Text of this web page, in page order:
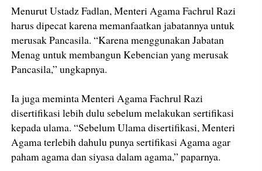
Menurut Ustadz Fadlan, Menteri Agama Fachrul Razi
harus dipecat karena memanfaatkan jabatannya untuk
merusak Pancasila. “Karena menggunakan Jabatan
Menag untuk membangun Kebencian yang merusak
Pancasila,” ungkapnya.
Ia juga meminta Menteri Agama Fachrul Razi
disertifikasi lebih dulu sebelum melakukan sertifikasi
kepada ulama. “Sebelum Ulama disertifikasi, Menteri
Agama terlebih dahulu punya sertifikasi Agama agar
paham agama dan siyasa dalam agama,” paparnya.